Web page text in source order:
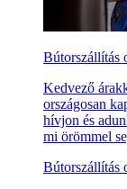
Bútorszállítás
Kedvező
országosan
hívjon és
mi örömmel
Bútorszállítás